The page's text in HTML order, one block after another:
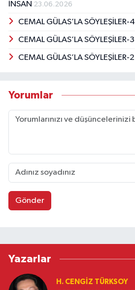
İNSAN 23.06.2026
CEMAL GÜLAS’LA SÖYLEŞİLER-4
CEMAL GÜLAS’LA SÖYLEŞİLER-3
CEMAL GÜLAS’LA SÖYLEŞİLER-2
Yorumlar
Gönder
Yazarlar
H. CENGIZ TÜRKSOY